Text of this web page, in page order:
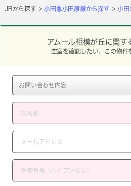
JRから探す 小田急小田原線から探す 小田
アムール相模が丘に関す
空室を確認したい、この物件